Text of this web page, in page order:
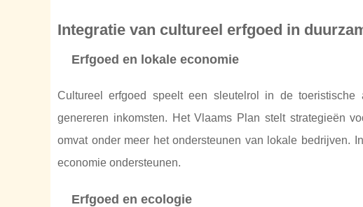
Integratie van cultureel erfgoed in
Erfgoed en lokale economie
Cultureel erfgoed speelt een sleutelrol in de toeristische
genereren inkomsten. Het Vlaams Plan stelt strategieën
omvat onder meer het ondersteunen van lokale bedrijven.
economie ondersteunen.
Erfgoed en ecologie